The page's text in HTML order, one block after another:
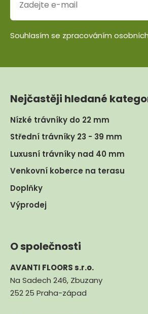
Souhlasím se zpracováním
Nejčastěji hledané
Nízké trávníky do 22 mm
Střední trávníky 23 - 39 mm
Luxusní trávníky nad 40 mm
Venkovní koberce na terasu
Doplňky
Výprodej
O společnosti
AVANTI FLOORS s.r.o.
Na Sadech 246, Zbuzany
252 25 Praha-západ